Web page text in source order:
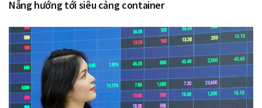
Nẵng hướng tới siêu cảng container